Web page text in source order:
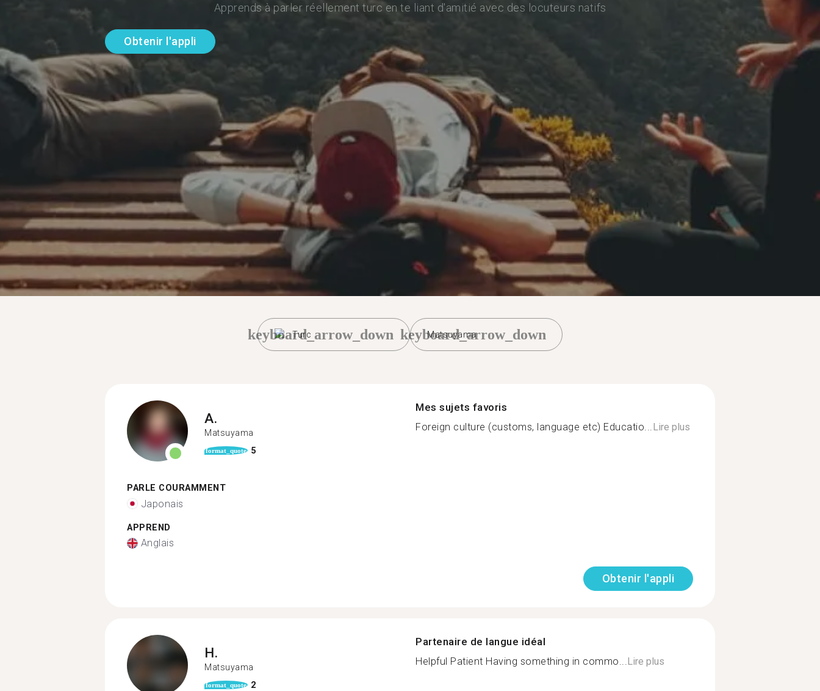
Apprends à parler réellement turc en te liant d'amitié avec des locuteurs natifs
Obtenir l'appli
Turc
keyboard_arrow_down Matsuyama
keyboard_arrow_down
A.
Matsuyama
format_quote 5
PARLE COURAMMENT
Japonais
APPREND
Anglais
Mes sujets favoris
Foreign culture (customs, language etc) Educatio...Lire plus
Obtenir l'appli
H.
Matsuyama
format_quote 2
Partenaire de langue idéal
Helpful Patient Having something in commo...Lire plus